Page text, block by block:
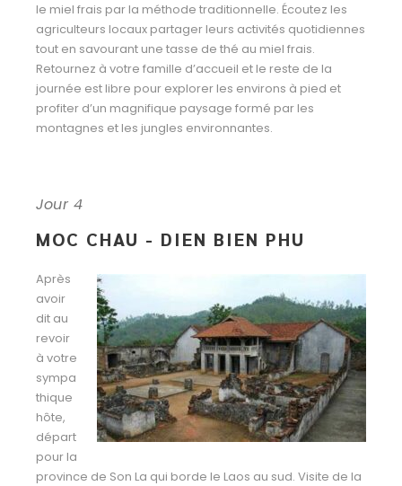
le miel frais par la méthode traditionnelle. Écoutez les
agriculteurs locaux partager leurs activités quotidiennes
tout en savourant une tasse de thé au miel frais.
Retournez à votre famille d’accueil et le reste de la
journée est libre pour explorer les environs à pied et
profiter d’un magnifique paysage formé par les
montagnes et les jungles environnantes.
Jour 4
MOC CHAU - DIEN BIEN PHU
Après
avoir
dit au
revoir
à votre
sympa
thique
hôte,
départ
pour la
province de Son La qui borde le Laos au sud. Visite de la